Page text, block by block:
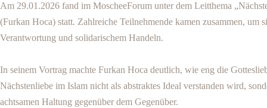
Am 29.01.2026 fand im MoscheeForum unter dem Leitthema
(Furkan Hoca) statt. Zahlreiche Teilnehmende kamen zusammen, um
Verantwortung und solidarischem Handeln.
In seinem Vortrag machte Furkan Hoca deutlich, wie eng die
Nächstenliebe im Islam nicht als abstraktes Ideal verstanden wird,
achtsamen Haltung gegenüber dem Gegenüber.